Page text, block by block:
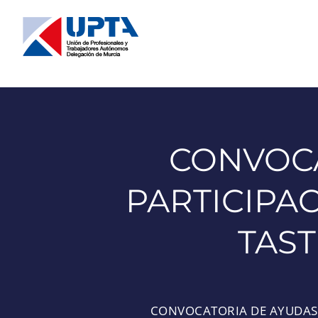
contenido
CONVOCATORIA DE